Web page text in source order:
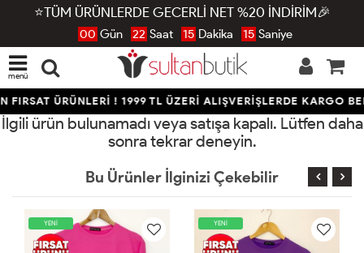
⭐TÜM ÜRÜNLERDE GECERLİ NET %20 İNDİRİM🎉
00 Gün 22 Saat 15 Dakika 15 Saniye
menü
FIRSAT ÜRÜNLERİ ! 1999 TL ÜZERİ ALIŞVERİŞLERDE KARGO
İlgili ürün bulunamadı veya satışa kapalı. Lütfen daha
sonra tekrar deneyin.
Bu Ürünler İlginizi Çekebilir
YENİ YENİ